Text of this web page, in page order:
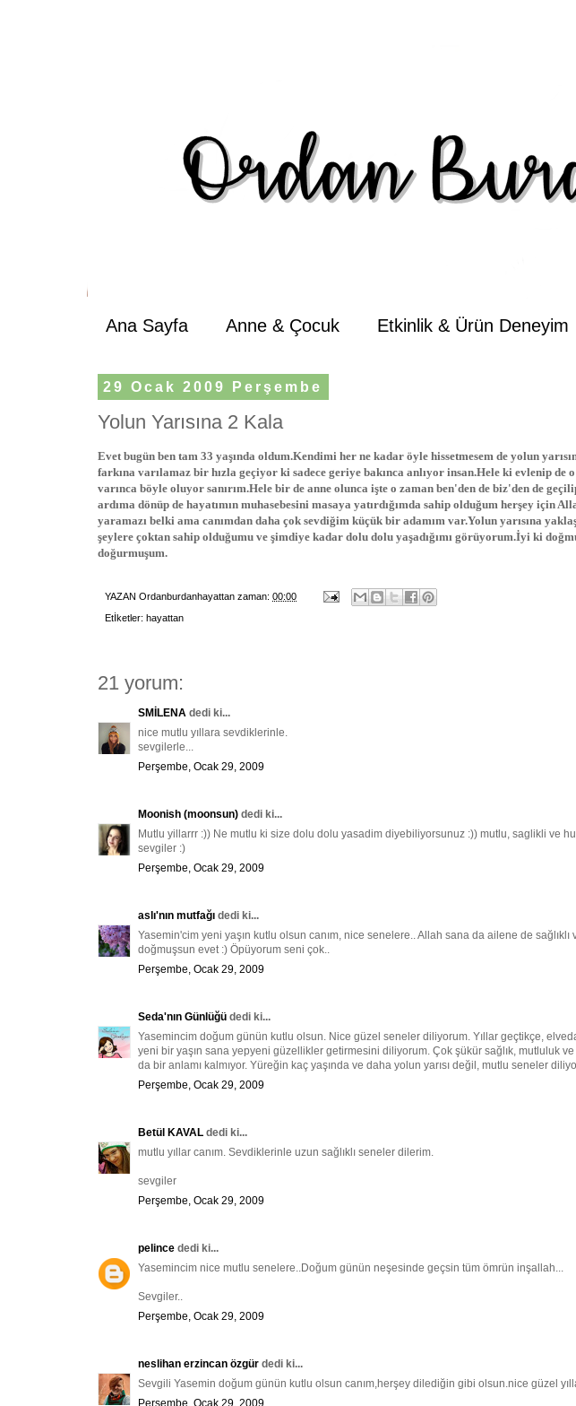
Ana Sayfa Anne & Çocuk Etkinlik & Ürün Deneyim
29 Ocak 2009 Perşembe
Yolun Yarısına 2 Kala
Evet bugün ben tam 33 yaşında oldum.Kendimi her ne kadar öyle hissetmesem de yolun
farkına varılamaz bir hızla geçiyor ki sadece geriye bakınca anlıyor insan.Hele ki evlenip de
varınca böyle oluyor sanırım.Hele bir de anne olunca işte o zaman ben'den de biz'den de
ardıma dönüp de hayatımın muhasebesini masaya yatırdığımda sahip olduğum herşey
yaramazı belki ama canımdan daha çok sevdiğim küçük bir adamım var.Yolun yarısına
şeylere çoktan sahip olduğumu ve şimdiye kadar dolu dolu yaşadığımı görüyorum.İyi ki
doğurmuşum.
YAZAN Ordanburdanhayattan zaman: 00:00
Etİketler: hayattan
21 yorum:
SMİLENA dedi ki...
nice mutlu yıllara sevdiklerinle.
sevgilerle...
Perşembe, Ocak 29, 2009
Moonish (moonsun) dedi ki...
Mutlu yillarrr :)) Ne mutlu ki size dolu dolu yasadim diyebiliyorsunuz :)) mutlu, saglikli ve
sevgiler :)
Perşembe, Ocak 29, 2009
aslı'nın mutfağı dedi ki...
Yasemin'cim yeni yaşın kutlu olsun canım, nice senelere.. Allah sana da ailene de
doğmuşsun evet :) Öpüyorum seni çok..
Perşembe, Ocak 29, 2009
Seda'nın Günlüğü dedi ki...
Yasemincim doğum günün kutlu olsun. Nice güzel seneler diliyorum. Yıllar geçtikçe,
yeni bir yaşın sana yepyeni güzellikler getirmesini diliyorum. Çok şükür sağlık, mutluluk
da bir anlamı kalmıyor. Yüreğin kaç yaşında ve daha yolun yarısı değil, mutlu seneler
Perşembe, Ocak 29, 2009
Betül KAVAL dedi ki...
mutlu yıllar canım. Sevdiklerinle uzun sağlıklı seneler dilerim.
sevgiler
Perşembe, Ocak 29, 2009
pelince dedi ki...
Yasemincim nice mutlu senelere..Doğum günün neşesinde geçsin tüm ömrün inşallah...
Sevgiler..
Perşembe, Ocak 29, 2009
neslihan erzincan özgür dedi ki...
Sevgili Yasemin doğum günün kutlu olsun canım,herşey dilediğin gibi olsun.nice güzel
Perşembe, Ocak 29, 2009